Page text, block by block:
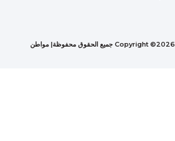
Copyright ©2026 جميع الحقوق محفوظة| مواطن